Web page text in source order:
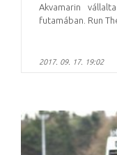
Akvamarin
futamában. Run The
2017. 09. 17. 19:02